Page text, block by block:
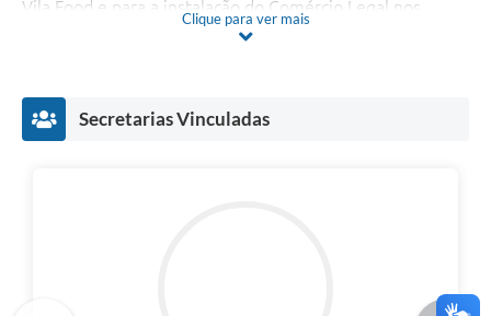
Vila Food e para a instalação do Comércio Legal nos
arredores da Praça Maria Aragão para o Festejo Junino de
2025 de São Luís/MA, promovido pela SECRETARIA
concorrência, transparência e democratização no
processo de seleção dos interessados, conforme o que
segue:
Clique para ver mais
Secretarias Vinculadas